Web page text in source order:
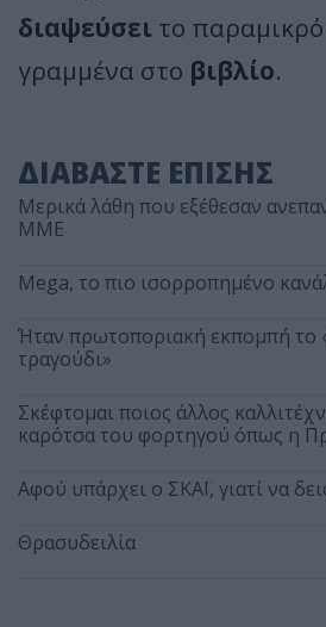
διαψεύσει το παραμικρό
γραμμένα στο βιβλίο.
ΔΙΑΒΑΣΤΕ ΕΠΙΣΗΣ
Μερικά λάθη που εξέθεσαν
ΜΜΕ
Mega, το πιο ισορροπημένο
Ήταν πρωτοποριακή εκπομπή το
τραγούδι»
Σκέφτομαι ποιος άλλος
καρότσα του φορτηγού όπως η
Αφού υπάρχει ο ΣΚΑΪ, γιατί να
Θρασυδειλία